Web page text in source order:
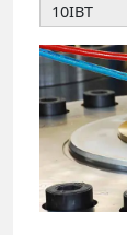
10IBT